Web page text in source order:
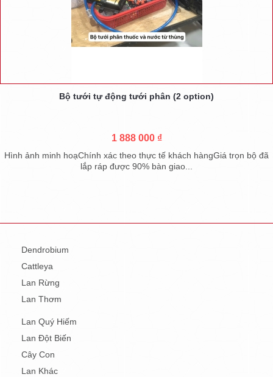
Bộ tưới tự động tưới phân (2 option)
1 888 000 ₫
Hình ảnh minh hoạChính xác theo thực tế khách hàngGiá trọn bộ đã
lắp ráp được 90% bàn giao...
Dendrobium
Cattleya
Lan Rừng
Lan Thơm
Lan Quý Hiếm
Lan Đột Biến
Cây Con
Lan Khác